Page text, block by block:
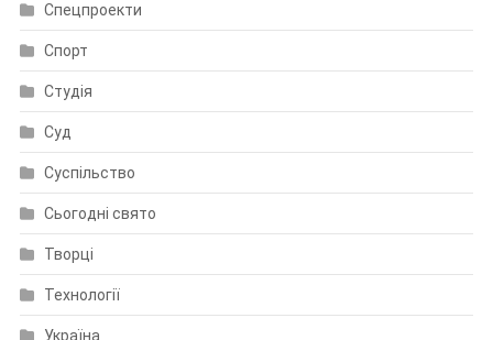
Спецпроекти
Спорт
Студія
Суд
Суспільство
Сьогодні свято
Творці
Технології
Україна